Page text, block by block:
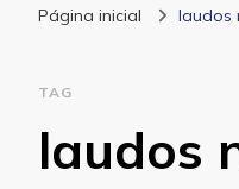
Página inicial laudos
TAG
laudos